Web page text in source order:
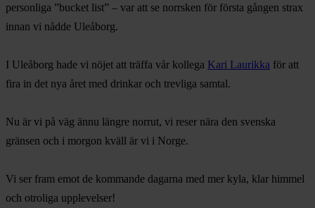
personliga ”bucket list” – var att se norrsken för första gången strax
innan vi nådde Uleåborg.
I Uleåborg hade vi nöjet att träffa vår kollega Kari Laurikka för att
fira in det nya året med drinkar och trevliga samtal.
Nu är vi på väg ännu längre norrut, vi reser nära den svenska
gränsen och i morgon kväll är vi i Norge.
Vi ser fram emot de kommande dagarna med mer kyla, klar himmel
och otroliga upplevelser!